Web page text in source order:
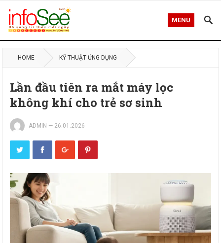
MENU
HOME KỸ THUẬT ỨNG DỤNG
Lần đầu tiên ra mắt máy lọc
không khí cho trẻ sơ sinh
ADMIN — 26.01.2026